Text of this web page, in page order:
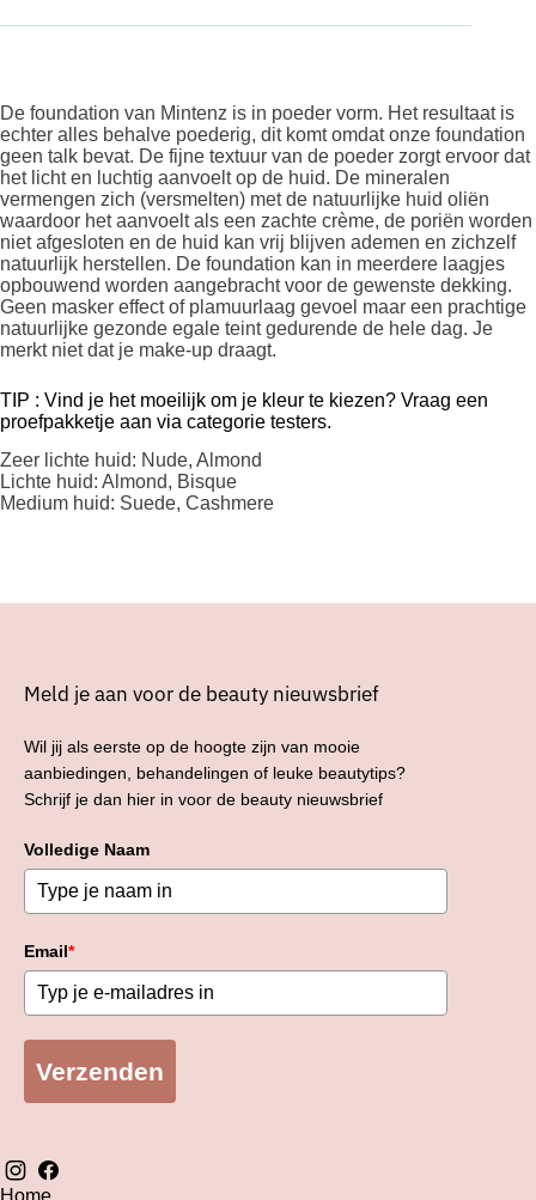
De foundation van Mintenz is in poeder vorm. Het resultaat is
echter alles behalve poederig, dit komt omdat onze foundation
geen talk bevat. De fijne textuur van de poeder zorgt ervoor dat
het licht en luchtig aanvoelt op de huid. De mineralen
vermengen zich (versmelten) met de natuurlijke huid oliën
waardoor het aanvoelt als een zachte crème, de poriën worden
niet afgesloten en de huid kan vrij blijven ademen en zichzelf
natuurlijk herstellen. De foundation kan in meerdere laagjes
opbouwend worden aangebracht voor de gewenste dekking.
Geen masker effect of plamuurlaag gevoel maar een prachtige
natuurlijke gezonde egale teint gedurende de hele dag. Je
merkt niet dat je make-up draagt.
TIP : Vind je het moeilijk om je kleur te kiezen? Vraag een
proefpakketje aan via categorie testers.
Zeer lichte huid: Nude, Almond
Lichte huid: Almond, Bisque
Medium huid: Suede, Cashmere
Meld je aan voor de beauty nieuwsbrief
Wil jij als eerste op de hoogte zijn van mooie
aanbiedingen, behandelingen of leuke beautytips?
Schrijf je dan hier in voor de beauty nieuwsbrief
Volledige Naam
Email*
Verzenden